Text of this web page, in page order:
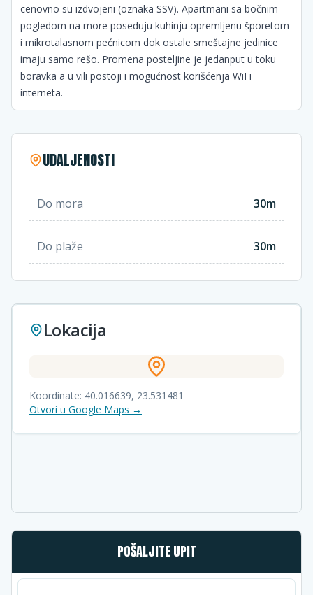
cenovno su izdvojeni (oznaka SSV). Apartmani sa bočnim
pogledom na more poseduju kuhinju opremljenu šporetom
i mikrotalasnom pećnicom dok ostale smeštajne jedinice
imaju samo rešo. Promena posteljine je jedanput u toku
boravka a u vili postoji i mogućnost korišćenja WiFi
interneta.
UDALJENOSTI
Do mora 30m
Do plaže 30m
Lokacija
Koordinate: 40.016639, 23.531481
Otvori u Google Maps →
POŠALJITE UPIT